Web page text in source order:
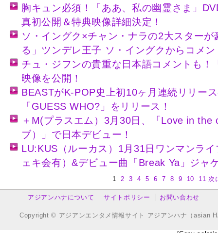
胸キュン必須！「ああ、私の幽霊さま」
真初公開＆特典映像詳細決定！
ソ・イングク×チャン・ナラの2大スター
る」ツンデレ王子 ソ・イングクからコメ
チュ・ジフンの貴重な日本語コメントも！
映像を公開！
BEASTがK-POP史上初10ヶ月連続リリー
「GUESS WHO?」をリリース！
＋M(プラスエム）3月30日、「Love in the
ブ）」で日本デビュー！
LU:KUS（ルーカス）1月31日ワンマンラ
ェキ会有）&デビュー曲「Break Ya」ジャ
1 2 3 4 5 6 7 8 9 10 11 次
アジアンハナについて サイトポリシー お問い合わせ
Copyright © アジアンエンタメ情報サイト アジアンハナ（asian